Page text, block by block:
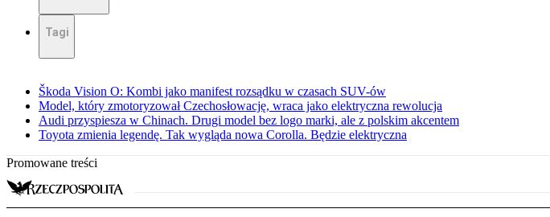
Tagi
Škoda Vision O: Kombi jako manifest rozsądku w czasach SUV-ów
Model, który zmotoryzował Czechosłowację, wraca jako elektryczna rewolucja
Audi przyspiesza w Chinach. Drugi model bez logo marki, ale z polskim akcentem
Toyota zmienia legendę. Tak wygląda nowa Corolla. Będzie elektryczna
Promowane treści